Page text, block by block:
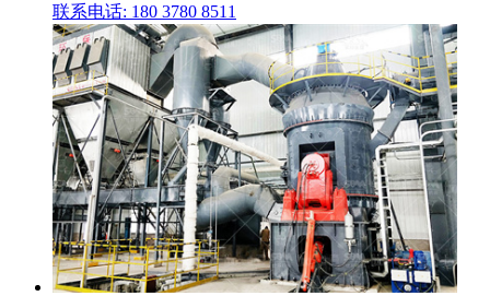
联系电话: 180 3780 8511